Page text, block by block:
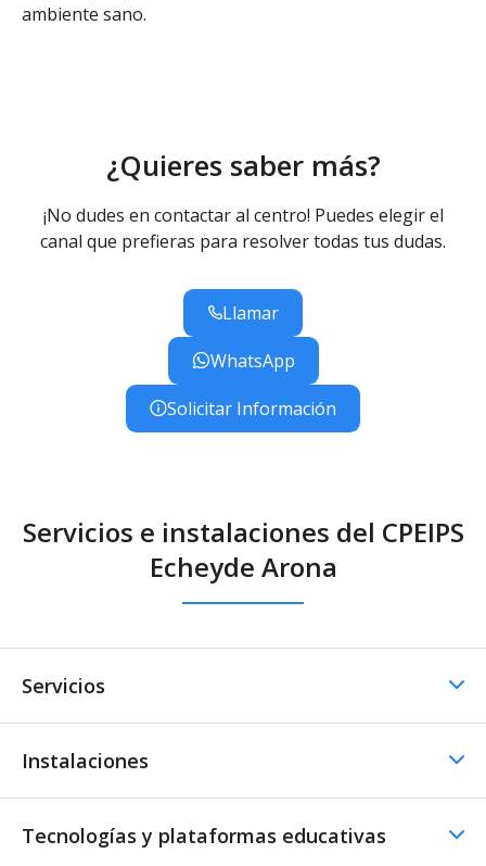
ambiente sano.
¿Quieres saber más?
¡No dudes en contactar al centro! Puedes elegir el
canal que prefieras para resolver todas tus dudas.
Llamar
WhatsApp
Solicitar Información
Servicios e instalaciones del CPEIPS
Echeyde Arona
Servicios
Comedor - Cocina propia Menús especiales
Instalaciones
Instalaciones Educativas
Tecnologías y plataformas educativas